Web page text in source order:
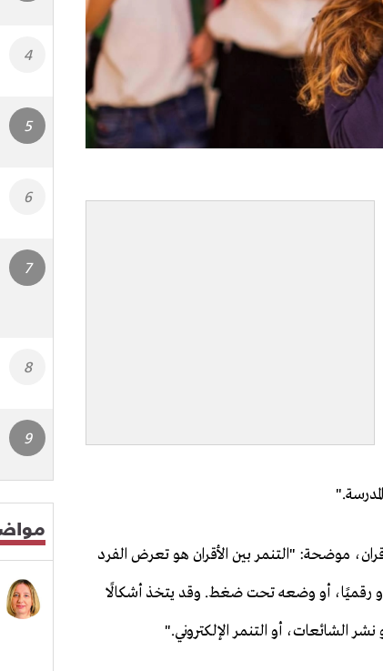
موضحة: "التنمر بين الأقران هو تعرض الفرد
رقميًا، أو وضعه تحت ضغط. وقد يتخذ أشكالًا
الشائعات، أو التنمر الإلكتروني."